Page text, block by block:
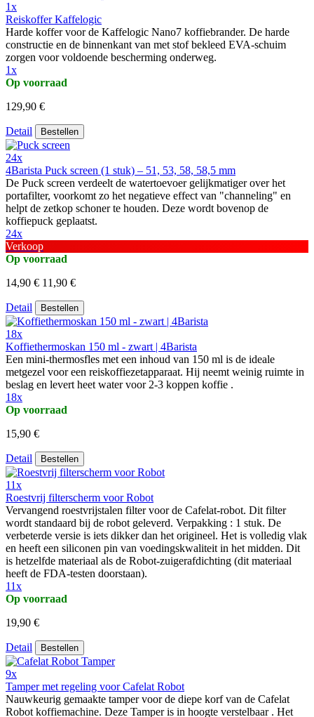
1x
Reiskoffer Kaffelogic
Harde koffer voor de Kaffelogic Nano7 koffiebrander. De harde
constructie en de binnenkant van met stof bekleed EVA-schuim
zorgen voor voldoende bescherming onderweg.
1x
Op voorraad
129,90 €
Detail Bestellen
24x
4Barista Puck screen (1 stuk) – 51, 53, 58, 58,5 mm
De Puck screen verdeelt de watertoevoer gelijkmatiger over het
portafilter, voorkomt zo het negatieve effect van "channeling" en
helpt de zetkop schoner te houden. Deze wordt bovenop de
koffiepuck geplaatst.
24x
Verkoop
Op voorraad
14,90 € 11,90 €
Detail Bestellen
18x
Koffiethermoskan 150 ml - zwart | 4Barista
Een mini-thermosfles met een inhoud van 150 ml is de ideale
metgezel voor een reiskoffiezetapparaat. Hij neemt weinig ruimte in
beslag en levert heet water voor 2-3 koppen koffie .
18x
Op voorraad
15,90 €
Detail Bestellen
11x
Roestvrij filterscherm voor Robot
Vervangend roestvrijstalen filter voor de Cafelat-robot. Dit filter
wordt standaard bij de robot geleverd. Verpakking : 1 stuk. De
verbeterde versie is iets dikker dan het origineel. Het is volledig vlak
en heeft een siliconen pin van voedingskwaliteit in het midden. Dit
is hetzelfde materiaal als de Robot-zuigerafdichting (dit materiaal
heeft de FDA-testen doorstaan).
11x
Op voorraad
19,90 €
Detail Bestellen
9x
Tamper met regeling voor Cafelat Robot
Nauwkeurig gemaakte tamper voor de diepe korf van de Cafelat
Robot koffiemachine. Deze Tamper is in hoogte verstelbaar . Het